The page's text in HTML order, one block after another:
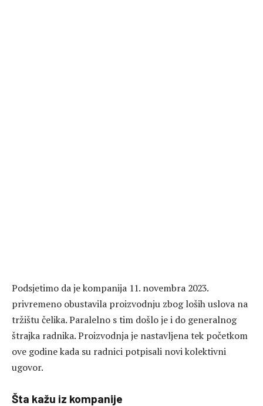
Podsjetimo da je kompanija 11. novembra 2023.
privremeno obustavila proizvodnju zbog loših uslova na
tržištu čelika. Paralelno s tim došlo je i do generalnog
štrajka radnika. Proizvodnja je nastavljena tek početkom
ove godine kada su radnici potpisali novi kolektivni
ugovor.
Šta kažu iz kompanije